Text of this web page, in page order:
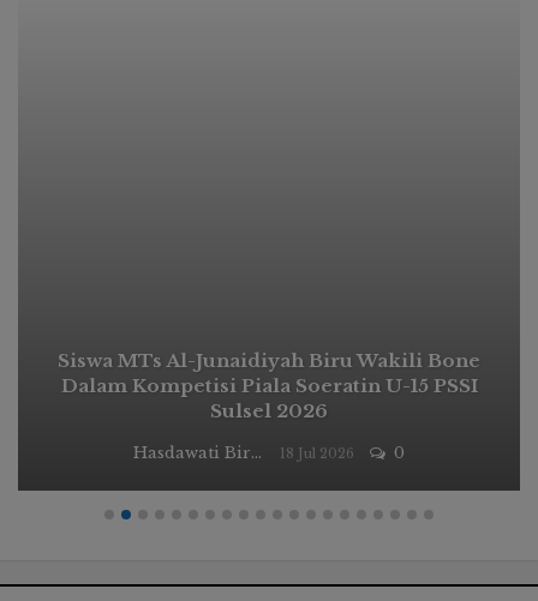
Siswa MTs Al-Junaidiyah Biru Wakili Bone
Dalam Kompetisi Piala Soeratin U-15 PSSI
Sulsel 2026
Hasdawati Biru 18 Jul 2026 0